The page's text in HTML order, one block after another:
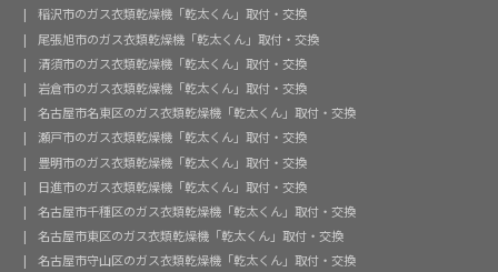
稲沢市のガス衣類乾燥機「乾太くん」取付・交換
尾張旭市のガス衣類乾燥機「乾太くん」取付・交換
清須市のガス衣類乾燥機「乾太くん」取付・交換
岩倉市のガス衣類乾燥機「乾太くん」取付・交換
名古屋市名東区のガス衣類乾燥機「乾太くん」取付・交換
瀬戸市のガス衣類乾燥機「乾太くん」取付・交換
豊明市のガス衣類乾燥機「乾太くん」取付・交換
日進市のガス衣類乾燥機「乾太くん」取付・交換
名古屋市千種区のガス衣類乾燥機「乾太くん」取付・交換
名古屋市東区のガス衣類乾燥機「乾太くん」取付・交換
名古屋市守山区のガス衣類乾燥機「乾太くん」取付・交換